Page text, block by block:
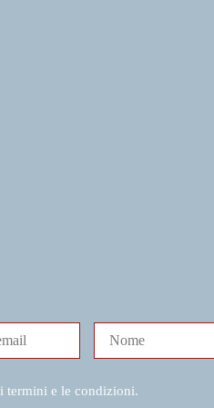
i termini e le condizioni.